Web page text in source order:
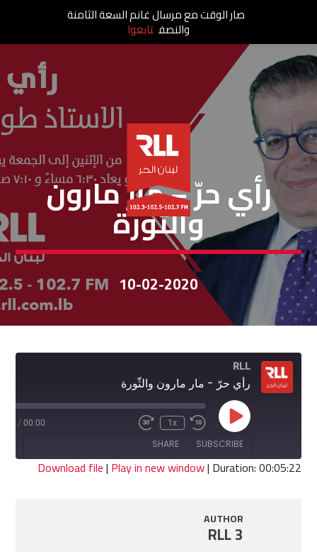
رأي حر
رأي حرّ – مار مارون
والثّورة
10-02-2020
RLL
رأي حرّ - مار مارون والثّورة
Play
Episode
Rewind
10
Seconds
1x
Fast
seconds
00:00
/
SUBSCRIBE
SHARE
Download file| Play in new window| Duration: 00:05:22
AUTHOR
RLL 3
صار الوقت مع مرسال غانم السعة الثامنة
والنصف تابعوا